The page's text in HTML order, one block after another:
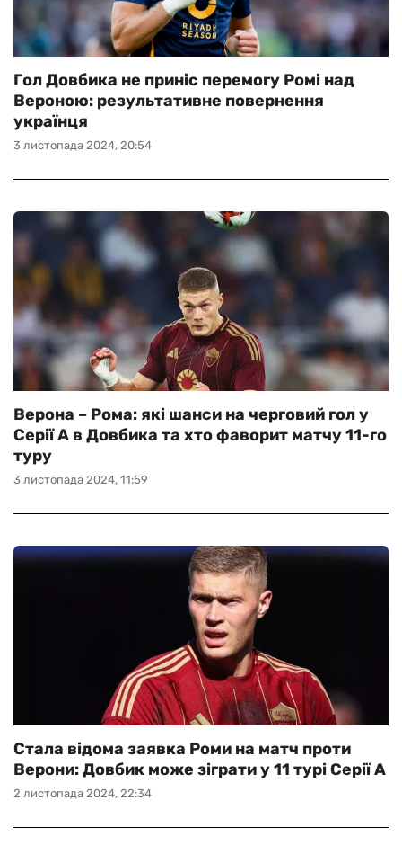
3 листопада 2024, 20:54
Гол Довбика не приніс перемогу Ромі над
Вероною: результативне повернення
українця
3 листопада 2024, 11:59
Верона – Рома: які шанси на черговий гол у
Серії А в Довбика та хто фаворит матчу 11-го
туру
2 листопада 2024, 22:34
Стала відома заявка Роми на матч проти
Верони: Довбик може зіграти у 11 турі Серії А